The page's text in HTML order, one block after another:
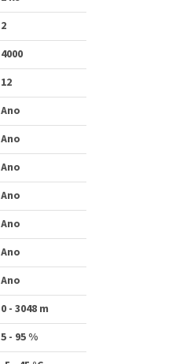
2
4000
12
Ano
Ano
Ano
Ano
Ano
Ano
Ano
0 - 3048 m
5 - 95 %